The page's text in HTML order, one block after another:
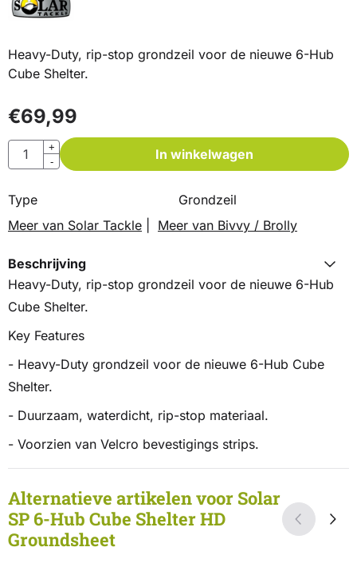
Heavy-Duty, rip-stop grondzeil voor de nieuwe 6-Hub
Cube Shelter.
€69,99
Aantal
+
-
In winkelwagen
Type
Grondzeil
Meer van Solar Tackle
Meer van Bivvy / Brolly
Beschrijving
Heavy-Duty, rip-stop grondzeil voor de nieuwe 6-Hub
Cube Shelter.
Key Features
- Heavy-Duty grondzeil voor de nieuwe 6-Hub Cube
Shelter.
- Duurzaam, waterdicht, rip-stop materiaal.
- Voorzien van Velcro bevestigings strips.
Alternatieve artikelen voor Solar
SP 6-Hub Cube Shelter HD
Groundsheet